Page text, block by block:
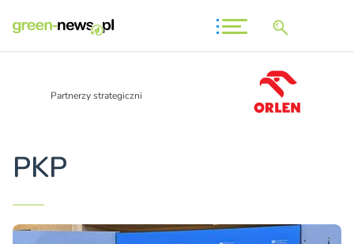
Partnerzy strategiczni
PKP